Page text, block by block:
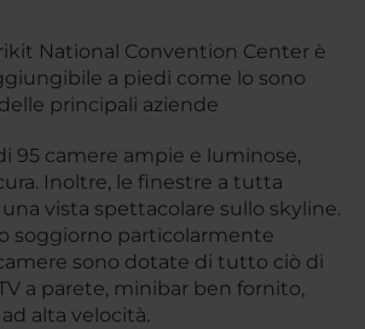
National Convention Center è
a piedi come lo sono
principali aziende
95 camere ampie e luminose,
Inoltre, le finestre a tutta
vista spettacolare sullo skyline.
soggiorno particolarmente
sono dotate di tutto ciò di
a parete, minibar ben fornito,
alta velocità.